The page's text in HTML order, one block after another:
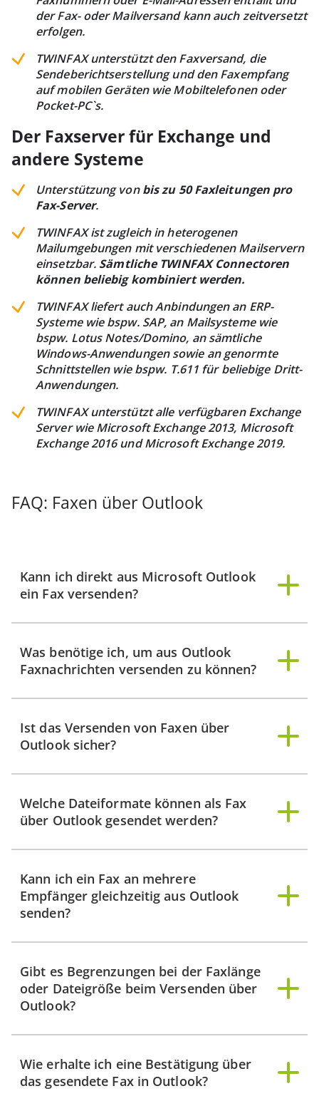
der Fax- oder Mailversand kann auch zeitversetzt
erfolgen.
TWINFAX unterstützt den Faxversand, die
Sendeberichtserstellung und den Faxempfang
auf mobilen Geräten wie Mobiltelefonen oder
Pocket-PC`s.
Der Faxserver für Exchange und
andere Systeme
Unterstützung vonbis zu 50 Faxleitungen pro
Fax-Server.
TWINFAX ist zugleich in heterogenen
Mailumgebungen mit verschiedenen Mailservern
einsetzbar. Sämtliche TWINFAX Connectoren
können beliebig kombiniert werden.
TWINFAX liefert auch Anbindungen an ERP-
Systeme wie bspw. SAP, an Mailsysteme wie
bspw. Lotus Notes/Domino, an sämtliche
Windows-Anwendungen sowie an genormte
Schnittstellen wie bspw. T.611 für beliebige Dritt-
Anwendungen.
TWINFAX unterstützt alle verfügbaren Exchange
Server wie Microsoft Exchange 2013, Microsoft
Exchange 2016 und Microsoft Exchange 2019.
FAQ: Faxen über Outlook
Kann ich direkt aus Microsoft Outlook
ein Fax versenden?
Was benötige ich, um aus Outlook
Faxnachrichten versenden zu können?
Ist das Versenden von Faxen über
Outlook sicher?
Welche Dateiformate können als Fax
über Outlook gesendet werden?
Kann ich ein Fax an mehrere
Empfänger gleichzeitig aus Outlook
senden?
Gibt es Begrenzungen bei der Faxlänge
oder Dateigröße beim Versenden über
Outlook?
Wie erhalte ich eine Bestätigung über
das gesendete Fax in Outlook?